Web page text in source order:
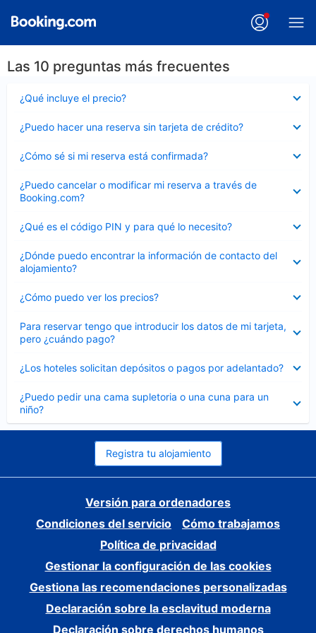
Las 10 preguntas más frecuentes
¿Qué incluye el precio?
cerrado
¿Puedo hacer una reserva sin tarjeta de crédito?
cerrado
¿Cómo sé si mi reserva está confirmada?
cerrado
¿Puedo cancelar o modificar mi reserva a través de
Booking.com?
cerrado
¿Qué es el código PIN y para qué lo necesito?
cerrado
¿Dónde puedo encontrar la información de contacto del
alojamiento?
cerrado
¿Cómo puedo ver los precios?
cerrado
Para reservar tengo que introducir los datos de mi tarjeta,
pero ¿cuándo pago?
cerrado
¿Los hoteles solicitan depósitos o pagos por adelantado?
cerrado
¿Puedo pedir una cama supletoria o una cuna para un
niño?
cerrado
Registra tu alojamiento
Versión para ordenadores
Condiciones del servicio
Cómo trabajamos
Política de privacidad
Gestionar la configuración de las cookies
Gestiona las recomendaciones personalizadas
Declaración sobre la esclavitud moderna
Declaración sobre derechos humanos